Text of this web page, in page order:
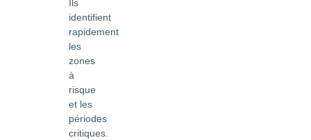
Ils
identifient
rapidement
les
zones
à
risque
et les
périodes
critiques.